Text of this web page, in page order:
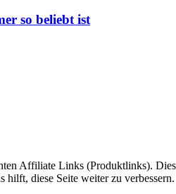
so beliebt ist
Affiliate Links (Produktlinks).
diese Seite weiter zu verbessern.